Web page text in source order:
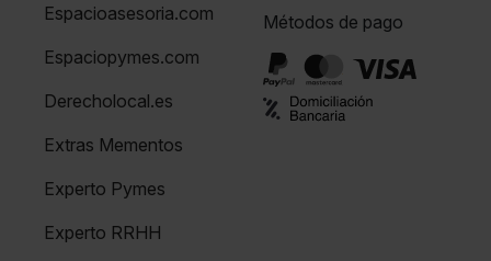
Espacioasesoria.com
Espaciopymes.com
Derecholocal.es
Extras Mementos
Experto Pymes
Experto RRHH
Métodos de pago